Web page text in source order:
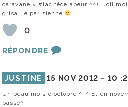
caravane » #lacitédelapeur ^^). Joli
grisaille parisienne
0
RÉPONDRE
JUSTINE 15 NOV 2012 - 10
Un beau mois d’octobre ^_^ Et en
passe?